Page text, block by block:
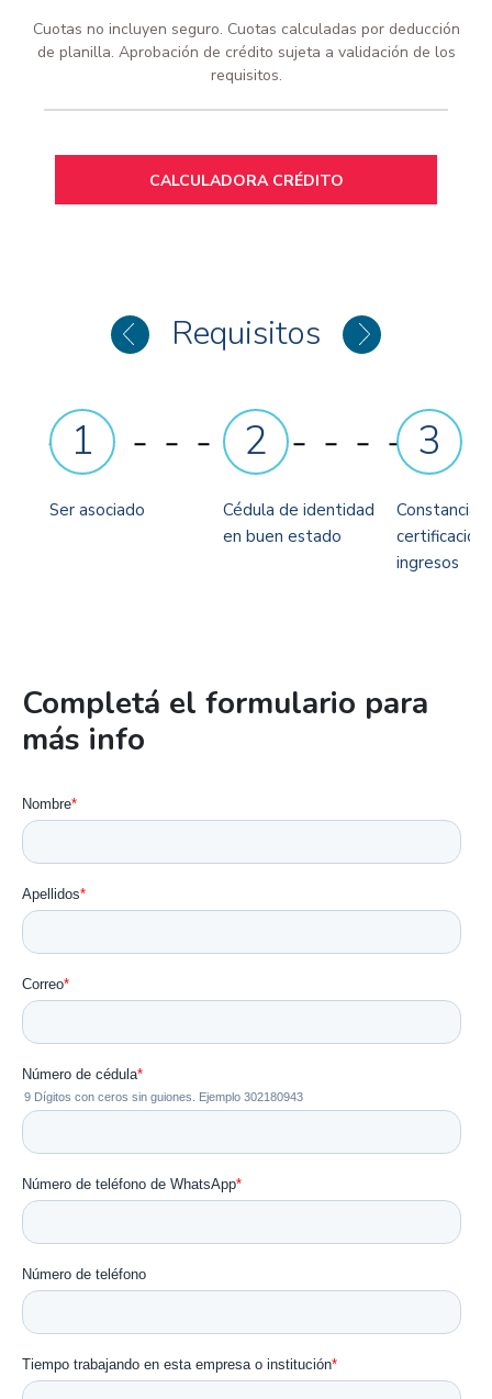
Cuotas no incluyen seguro. Cuotas calculadas por deducción
de planilla. Aprobación de crédito sujeta a validación de los
requisitos.
CALCULADORA CRÉDITO
Requisitos
1
Ser asociado
2
Cédula de identidad
en buen estado
3
Constancia
certificación
ingresos
Completá el formulario para
más info